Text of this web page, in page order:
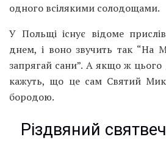
одного всілякими солодощами.
У Польщі існує відоме
днем, і воно звучить так “На
запрягай сани”. А якщо ж цього
кажуть, що це сам Святий
бородою.
Різдвяний